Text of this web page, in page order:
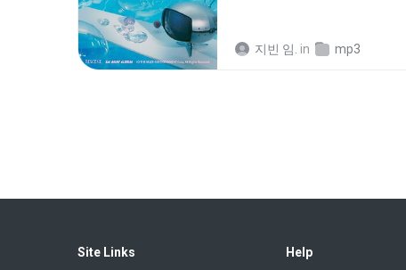
지빈 임. in mp3